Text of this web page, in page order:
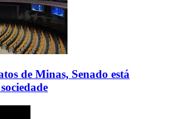
de Minas, Senado está